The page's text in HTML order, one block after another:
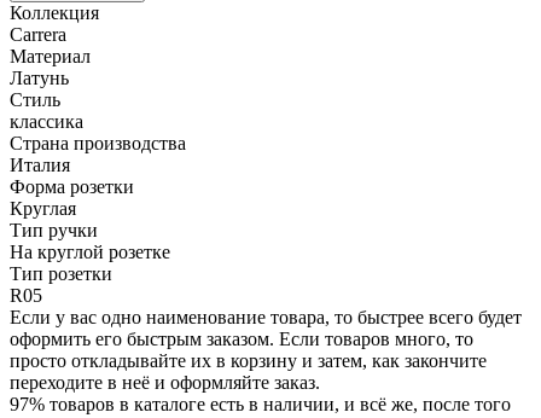
Коллекция
Carrera
Материал
Латунь
Стиль
классика
Страна производства
Италия
Форма розетки
Круглая
Тип ручки
На круглой розетке
Тип розетки
R05
Если у вас одно наименование товара, то быстрее всего будет
оформить его быстрым заказом. Если товаров много, то
просто откладывайте их в корзину и затем, как закончите
переходите в неё и оформляйте заказ.
97% товаров в каталоге есть в наличии, и всё же, после того